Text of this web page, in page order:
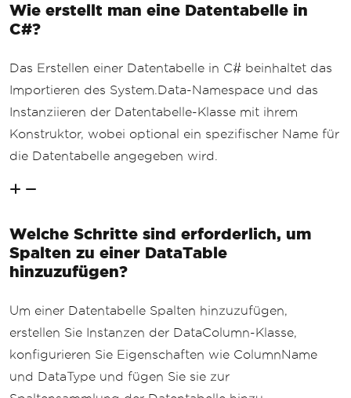
Wie erstellt man eine Datentabelle in
C#?
Das Erstellen einer Datentabelle in C# beinhaltet das
Importieren des System.Data-Namespace und das
Instanziieren der Datentabelle-Klasse mit ihrem
Konstruktor, wobei optional ein spezifischer Name für
die Datentabelle angegeben wird.
Welche Schritte sind erforderlich, um
Spalten zu einer DataTable
hinzuzufügen?
Um einer Datentabelle Spalten hinzuzufügen,
erstellen Sie Instanzen der DataColumn-Klasse,
konfigurieren Sie Eigenschaften wie ColumnName
und DataType und fügen Sie sie zur